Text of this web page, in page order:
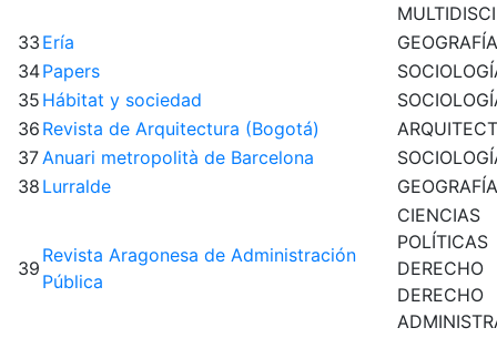
33 Ería
GEOGRAFÍA
34Papers
35 Hábitat y sociedad
36 Revista de Arquitectura (Bogotá)
37Anuari metropolità de Barcelona
38 Lurralde GEOGRAFÍA
39
Revista Aragonesa de Administración
Pública
CIENCIAS
POLÍTICAS
DERECHO
DERECHO